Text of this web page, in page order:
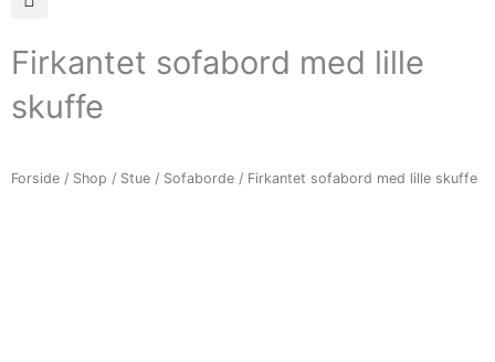
Firkantet sofabord med lille
skuffe
Forside / Shop / Stue / Sofaborde / Firkantet sofabord med lille skuffe